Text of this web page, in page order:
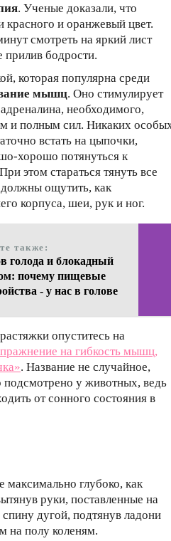
. Ученые доказали, что
и оранжевый цвет.
смотреть на яркий лист
прилив бодрости.
которая популярна среди
мышц. Оно стимулирует
необходимого,
и полным сил. Никаких
встать на цыпочки,
хорошо потянуться к
этом стараться тянуть все
ощутить, как
корпуса, шеи, рук и ног.
также:
голода и блокадный
почему пищевые
- у нас в голове
опуститесь на
на гибкость мышц,
. Название не случайное,
подсмотрено у животных, ведь
от сонного состояния в
максимально глубоко, как
руки, поставленные на
дугой, подтянув ладони
на полу коленям.